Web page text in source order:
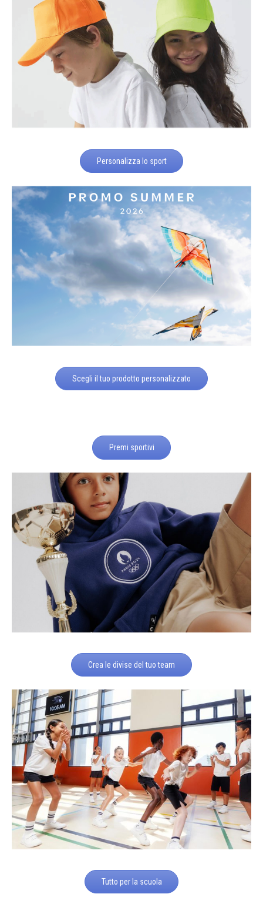
Personalizza lo sport
Scegli il tuo prodotto personalizzato
Premi sportivi
Crea le divise del tuo team
Tutto per la scuola